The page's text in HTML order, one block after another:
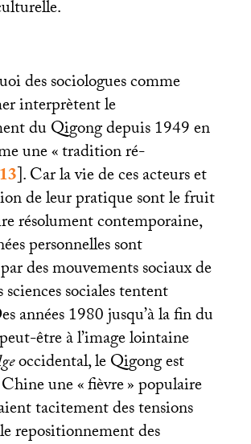
des sociologues comme
interprètent le
du Qigong depuis 1949 en
une «tradition ré-
]. Car la vie de ces acteurs et
de leur pratique sont le fruit
résolument contemporaine,
personnelles sont
des mouvements sociaux de
sociales tentent
années 1980 jusqu’à la fin du
être à l’image lointaine
occidental, le Qigong est
une «fièvre» populaire
tacitement des tensions
repositionnement des